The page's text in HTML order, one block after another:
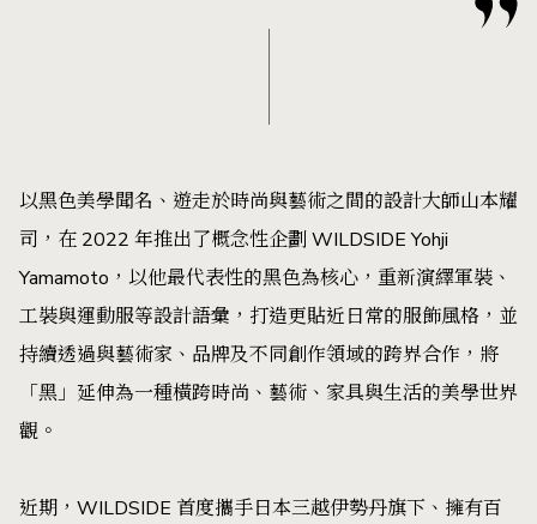
以黑色美學聞名、遊走於時尚與藝術之間的設計大師山本耀
司，在 2022 年推出了概念性企劃 WILDSIDE Yohji
Yamamoto，以他最代表性的黑色為核心，重新演繹軍裝、
工裝與運動服等設計語彙，打造更貼近日常的服飾風格，並
持續透過與藝術家、品牌及不同創作領域的跨界合作，將
「黑」延伸為一種橫跨時尚、藝術、家具與生活的美學世界
觀。
近期，WILDSIDE 首度攜手日本三越伊勢丹旗下、擁有百